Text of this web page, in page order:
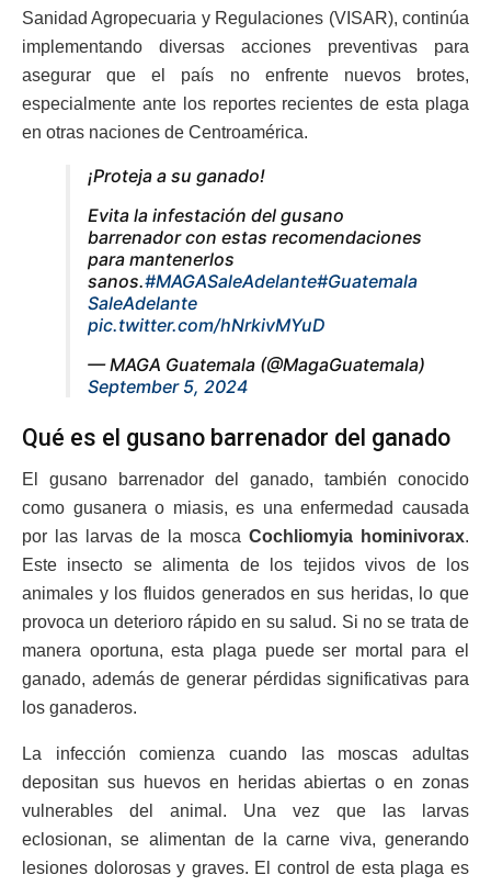
Sanidad Agropecuaria y Regulaciones (VISAR), continúa
implementando diversas acciones preventivas para
asegurar que el país no enfrente nuevos brotes,
especialmente ante los reportes recientes de esta plaga
en otras naciones de Centroamérica.
¡Proteja a su ganado!
Evita la infestación del gusano
barrenador con estas recomendaciones
para mantenerlos
sanos.#MAGASaleAdelante#Guatemala
SaleAdelante
pic.twitter.com/hNrkivMYuD
— MAGA Guatemala (@MagaGuatemala)
September 5, 2024
Qué es el gusano barrenador del ganado
El gusano barrenador del ganado, también conocido
como gusanera o miasis, es una enfermedad causada
por las larvas de la mosca Cochliomyia hominivorax.
Este insecto se alimenta de los tejidos vivos de los
animales y los fluidos generados en sus heridas, lo que
provoca un deterioro rápido en su salud. Si no se trata de
manera oportuna, esta plaga puede ser mortal para el
ganado, además de generar pérdidas significativas para
los ganaderos.
La infección comienza cuando las moscas adultas
depositan sus huevos en heridas abiertas o en zonas
vulnerables del animal. Una vez que las larvas
eclosionan, se alimentan de la carne viva, generando
lesiones dolorosas y graves. El control de esta plaga es